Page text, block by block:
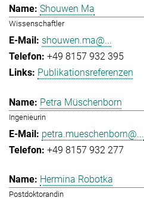
Shouwen Ma
Wissenschaftler
shouwen.ma@...
+49 8157 932 395
Publikationsreferenzen
Petra Müschenborn
Ingenieurin
petra.mueschenborn@...
+49 8157 932 277
Hermina Robotka
Postdoktorandin